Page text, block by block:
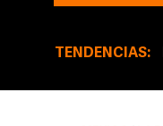
TENDENCIAS: